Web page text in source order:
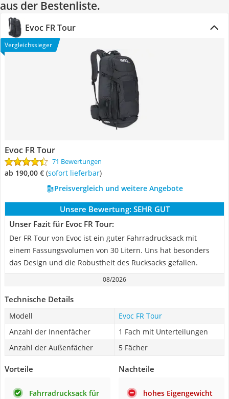
aus der Bestenliste.
Evoc FR Tour
Vergleichssieger
Evoc FR Tour
71 Bewertungen
ab 190,00 € ( Sofort lieferbar)
Preisvergleich und weitere Angebote
Unsere Bewertung: SEHR GUT
Unser Fazit für Evoc FR Tour:
Der FR Tour von Evoc ist ein guter Fahrradrucksack mit
einem Fassungsvolumen von 30 Litern. Uns hat besonders
das Design und die Robustheit des Rucksacks gefallen.
08/2026
Technische Details
Modell
Evoc FR Tour
Anzahl der Innenfächer
1 Fach mit Unterteilungen
Anzahl der Außenfächer
5 Fächer
Vorteile
Fahrradrucksack für
Nachteile
hohes Eigengewicht